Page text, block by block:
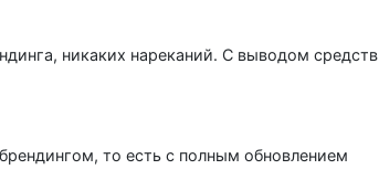
никаких нареканий. С выводом средств
то есть с полным обновлением